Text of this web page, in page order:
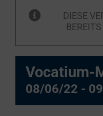
DIESE
Vocatium-
08/06/22 -